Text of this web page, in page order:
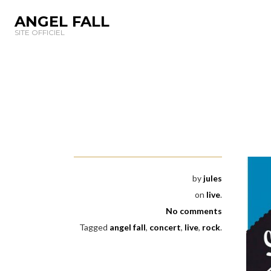
ANGEL FALL
SITE OFFICIEL
by jules
on live.
No comments
Tagged angel fall, concert, live, rock.